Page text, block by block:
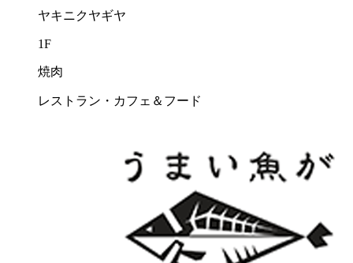
ヤキニクヤギヤ
1F
焼肉
レストラン・カフェ＆フード